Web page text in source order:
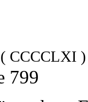
( CCCCLXI )
799